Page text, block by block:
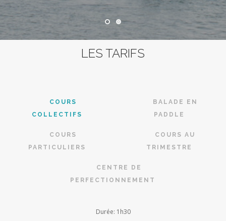
LES TARIFS
COURS
COLLECTIFS
BALADE EN
PADDLE
COURS
PARTICULIERS
COURS AU
TRIMESTRE
CENTRE DE
PERFECTIONNEMENT
Durée: 1h30